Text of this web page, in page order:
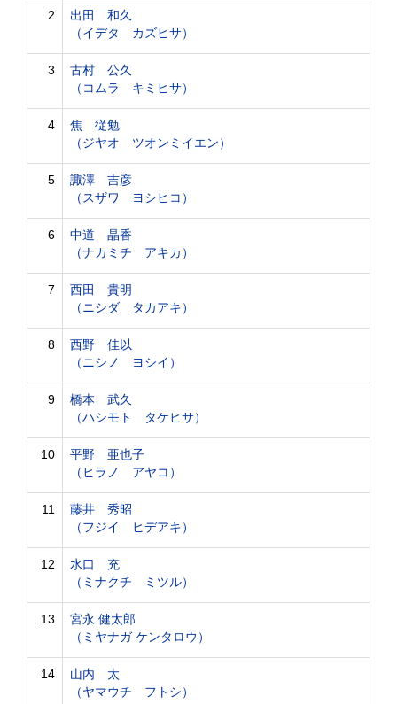
2
出田 和久
（イデタ カズヒサ）
3
古村 公久
（コムラ キミヒサ）
4
焦 従勉
（ジヤオ ツオンミイエン）
5
諏澤 吉彦
（スザワ ヨシヒコ）
6
中道 晶香
（ナカミチ アキカ）
7
西田 貴明
（ニシダ タカアキ）
8
西野 佳以
（ニシノ ヨシイ）
9
橋本 武久
（ハシモト タケヒサ）
10
平野 亜也子
（ヒラノ アヤコ）
11
藤井 秀昭
（フジイ ヒデアキ）
12
水口 充
（ミナクチ ミツル）
13
宮永 健太郎
（ミヤナガ ケンタロウ）
14
山内 太
（ヤマウチ フトシ）